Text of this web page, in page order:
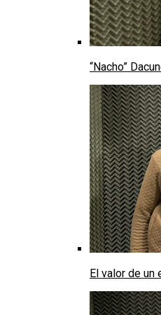
“Nacho”
El valor de un